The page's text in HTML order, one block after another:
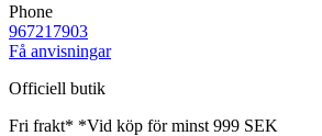
Phone
967217903
Få anvisningar
Officiell butik
Fri frakt* *Vid köp för minst 999 SEK